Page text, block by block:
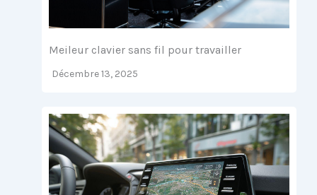
Meileur clavier sans fil pour travailler
Décembre 13, 2025